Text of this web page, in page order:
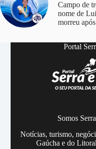
Campo de
nome de
morreu
Portal
Somos
Notícias, turismo,
Gaúcha e do